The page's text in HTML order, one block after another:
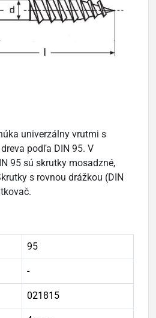
univerzálny vrutmi s
podľa DIN 95. V
95 sú skrutky mosadzné,
s rovnou drážkou (DIN
95
-
021815